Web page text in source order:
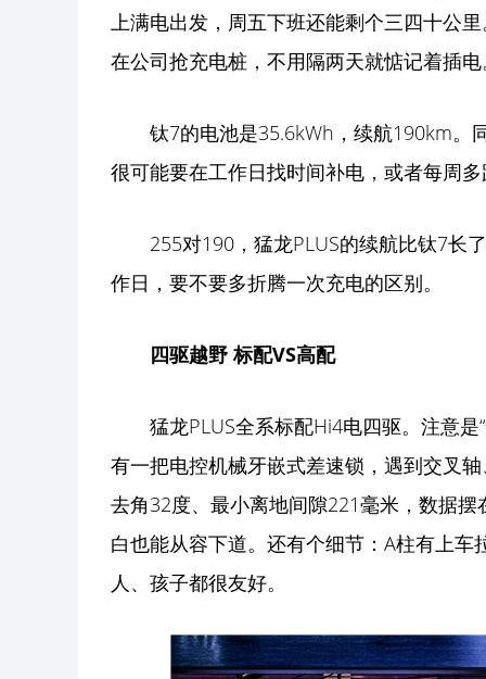
上满电出发，周五下班还能剩个三四十公
在公司抢充电桩，不用隔两天就惦记着插
钛7的电池是35.6kWh，续航190km。
很可能要在工作日找时间补电，或者每周
255对190，猛龙PLUS的续航比钛7
作日，要不要多折腾一次充电的区别。
四驱越野标配VS高配
猛龙PLUS全系标配Hi4电四驱。注意
有一把电控机械牙嵌式差速锁，遇到交叉
去角32度、最小离地间隙221毫米，数据
白也能从容下道。还有个细节：A柱有上
人、孩子都很友好。